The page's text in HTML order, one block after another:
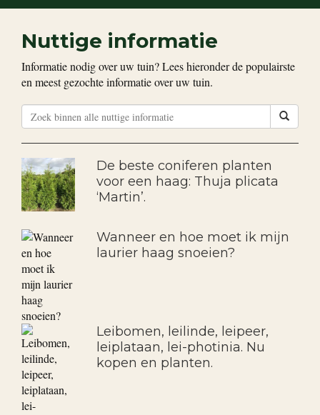
Nuttige informatie
Informatie nodig over uw tuin? Lees hieronder de populairste
en meest gezochte informatie over uw tuin.
De beste coniferen planten
voor een haag: Thuja plicata
‘Martin’.
Wanneer en hoe moet ik mijn
laurier haag snoeien?
Leibomen, leilinde, leipeer,
leiplataan, lei-photinia. Nu
kopen en planten.